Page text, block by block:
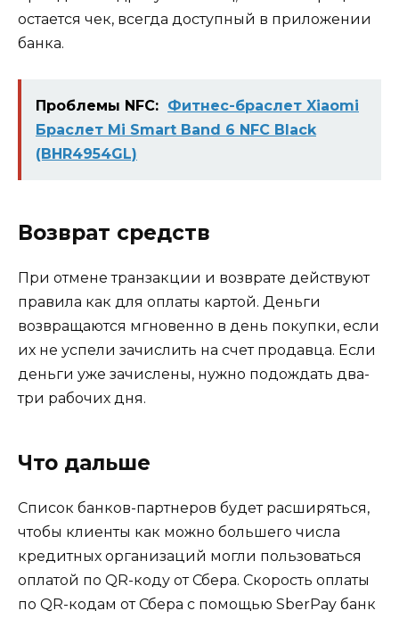
остается чек, всегда доступный в приложении
банка.
Проблемы NFC: Фитнес-браслет Xiaomi
Браслет Mi Smart Band 6 NFC Black
(BHR4954GL)
Возврат средств
При отмене транзакции и возврате действуют
правила как для оплаты картой. Деньги
возвращаются мгновенно в день покупки, если
их не успели зачислить на счет продавца. Если
деньги уже зачислены, нужно подождать два-
три рабочих дня.
Что дальше
Список банков-партнеров будет расширяться,
чтобы клиенты как можно большего числа
кредитных организаций могли пользоваться
оплатой по QR-коду от Сбера. Скорость оплаты
по QR-кодам от Сбера с помощью SberPay банк